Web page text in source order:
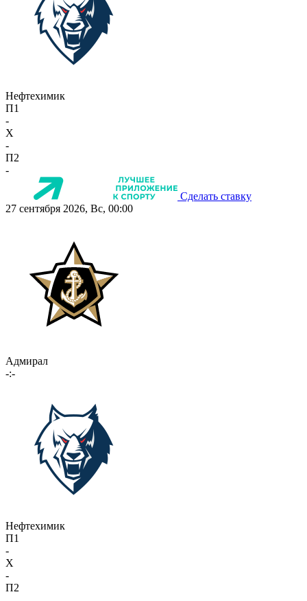
Нефтехимик
П1
-
X
-
П2
-
Сделать ставку
27 сентября 2026, Вс, 00:00
Адмирал
-:-
Нефтехимик
П1
-
X
-
П2